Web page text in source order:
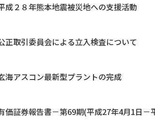
成２８年熊本地震被災地への支援活動
正取引委員会による立入検査について
海アスコン最新型プラントの完成
価証券報告書－第69期(平成27年4月1日－